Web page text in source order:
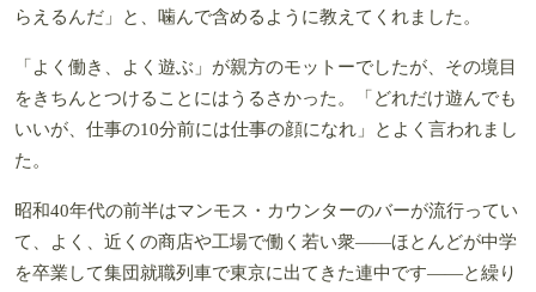
らえるんだ」と、噛んで含めるように教えてくれました。
「よく働き、よく遊ぶ」が親方のモットーでしたが、その境目
をきちんとつけることにはうるさかった。「どれだけ遊んでも
いいが、仕事の10分前には仕事の顔になれ」とよく言われまし
た。
昭和40年代の前半はマンモス・カウンターのバーが流行ってい
て、よく、近くの商店や工場で働く若い衆――ほとんどが中学
を卒業して集団就職列車で東京に出てきた連中です――と繰り